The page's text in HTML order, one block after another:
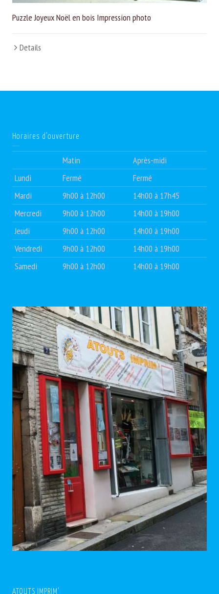
Puzzle Joyeux Noël en bois Impression photo
Details
Horaires d’ouverture
Matin
Après-midi
Lundi
Fermé
Fermé
Mardi
9h00 à 12h00
14h00 à 17h45
Mercredi
9h00 à 12h00
14h00 à 19h00
Jeudi
9h00 à 12h00
14h00 à 19h00
Vendredi
9h00 à 12h00
14h00 à 19h00
Samedi
9h00 à 12h00 14h00 à 19h00
ATOUTS IMPRIM’